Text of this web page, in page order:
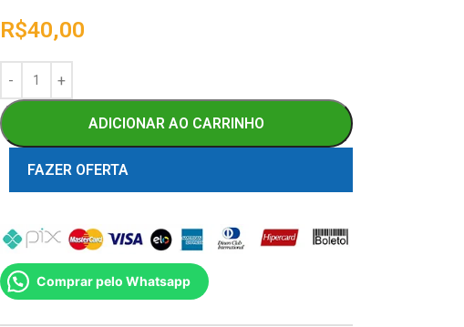
R$40,00
ADICIONAR AO CARRINHO
FAZER OFERTA
Comprar pelo Whatsapp